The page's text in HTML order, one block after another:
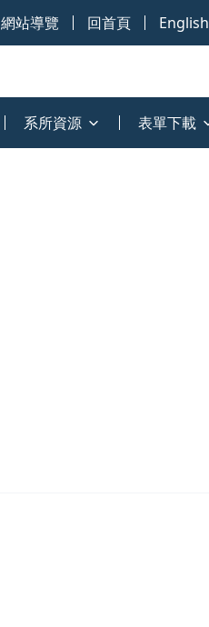
網站導覽 回首頁 English
系所資源 表單下載